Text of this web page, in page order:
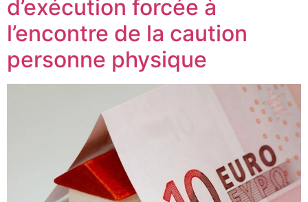
d’exécution forcée à
l’encontre de la caution
personne physique